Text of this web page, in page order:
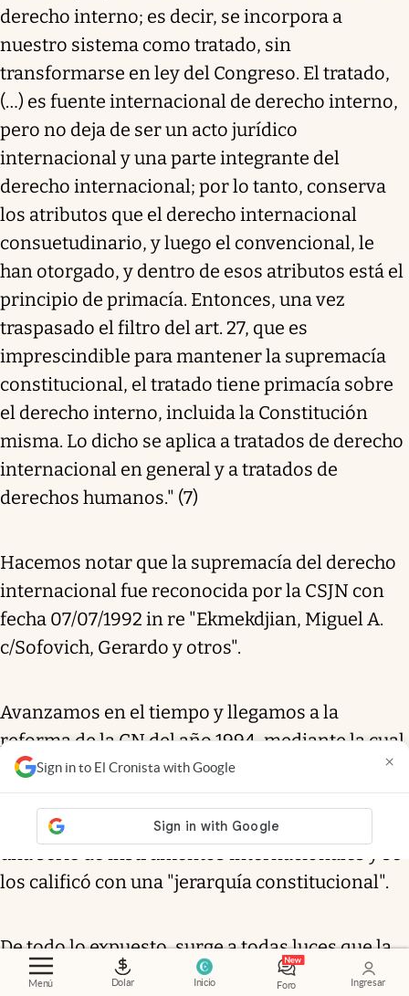
Menú Dolar Inicio Foro Ingresar
Sign in to El Cronista with Google ×
derecho interno; es decir, se incorpora a
nuestro sistema como tratado, sin
transformarse en ley del Congreso. El tratado,
(…) es fuente internacional de derecho interno,
pero no deja de ser un acto jurídico
internacional y una parte integrante del
derecho internacional; por lo tanto, conserva
los atributos que el derecho internacional
consuetudinario, y luego el convencional, le
han otorgado, y dentro de esos atributos está el
principio de primacía. Entonces, una vez
traspasado el filtro del art. 27, que es
imprescindible para mantener la supremacía
constitucional, el tratado tiene primacía sobre
el derecho interno, incluida la Constitución
misma. Lo dicho se aplica a tratados de derecho
internacional en general y a tratados de
derechos humanos." (7)
Hacemos notar que la supremacía del derecho
internacional fue reconocida por la CSJN con
fecha 07/07/1992 in re "Ekmekdjian, Miguel A.
c/Sofovich, Gerardo y otros".
Avanzamos en el tiempo y llegamos a la
reforma de la CN del año 1994, mediante la cual
se estableció en el art. 75 inc. 22 que "los
superior a las leyes". Asimismo, se enumeró
una serie de instrumentos internacionales y se
los calificó con una "jerarquía constitucional".
De todo lo expuesto, surge a todas luces que la
CSJN al rechazar los recursos extraordinarios o